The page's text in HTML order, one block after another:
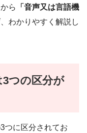
ら
「音声又は言語機
わかりやすく解説し
つの区分が
つに区分されてお